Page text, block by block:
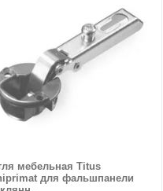
мебельная Titus
для фальшпанели